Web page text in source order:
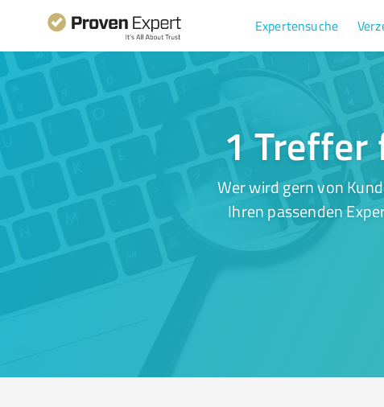
Expertensuche
1 Treffer
Wer wird gern von
Ihren passenden